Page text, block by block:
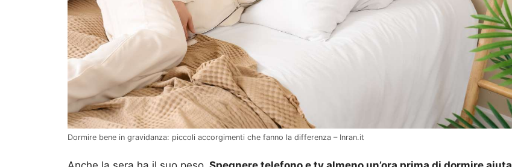
Dormire bene in gravidanza: piccoli accorgimenti che fanno la differenza – Inran.it